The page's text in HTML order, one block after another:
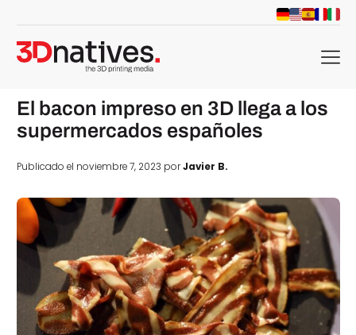
menu
El bacon impreso en 3D llega a los
supermercados españoles
Publicado el noviembre 7, 2023 porJavier B.